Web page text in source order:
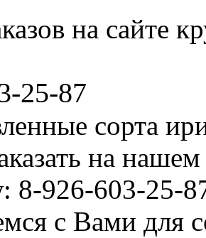
на сайте
25-87
сорта
на
8-926-603-25-
с Вами для